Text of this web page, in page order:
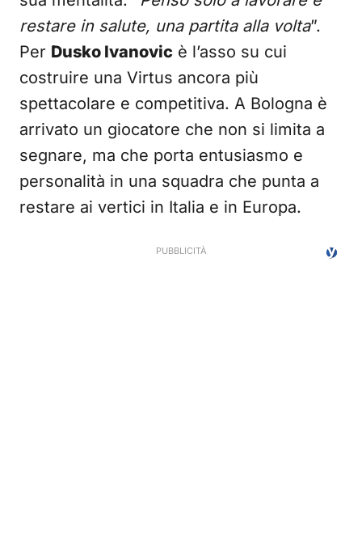
restare in salute, una partita alla volta”.
Per Dusko Ivanovic è l’asso su cui
costruire una Virtus ancora più
spettacolare e competitiva. A Bologna è
arrivato un giocatore che non si limita a
segnare, ma che porta entusiasmo e
personalità in una squadra che punta a
restare ai vertici in Italia e in Europa.